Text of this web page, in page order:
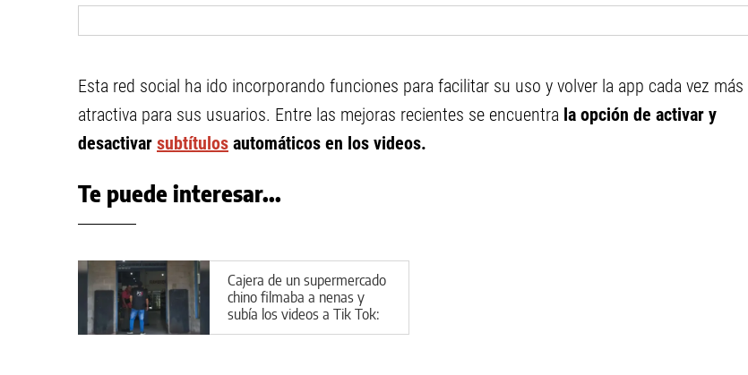
Esta red social ha ido incorporando funciones para facilitar su uso y volver la app cada vez más
atractiva para sus usuarios. Entre las mejoras recientes se encuentra la opción de activar y
desactivar subtítulos automáticos en los videos.
Te puede interesar...
Cajera de un supermercado
chino filmaba a nenas y
subía los videos a Tik Tok:
la polémica sanción que